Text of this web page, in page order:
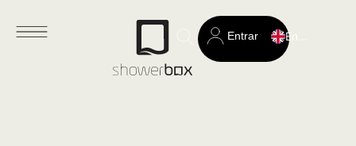
Search
for:
Entrar